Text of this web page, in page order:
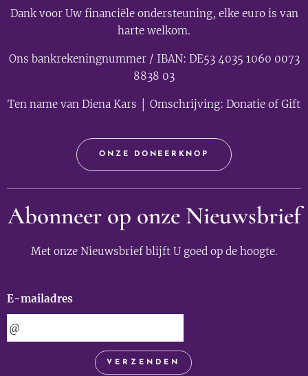
Dank voor Uw financiële ondersteuning, elke euro is van
harte welkom.
Ons bankrekeningnummer / IBAN: DE53 4035 1060 0073
8838 03
Ten name van Diena Kars │ Omschrijving: Donatie of Gift
ONZE DONEERKNOP
Abonneer op onze Nieuwsbrief
Met onze Nieuwsbrief blijft U goed op de hoogte.
E-mailadres
VERZENDEN